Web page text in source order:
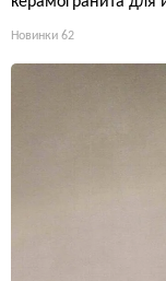
Новинки 62